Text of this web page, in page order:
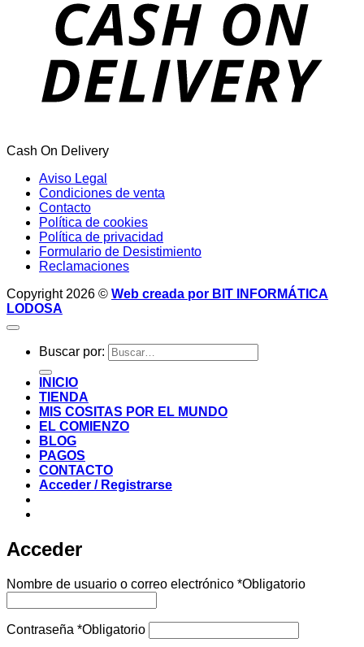
Cash On Delivery
Aviso Legal
Condiciones de venta
Contacto
Política de cookies
Política de privacidad
Formulario de Desistimiento
Reclamaciones
Copyright 2026 © Web creada por BIT INFORMÁTICA
LODOSA
Buscar por:
INICIO
TIENDA
MIS COSITAS POR EL MUNDO
EL COMIENZO
BLOG
PAGOS
CONTACTO
Acceder / Registrarse
Acceder
Nombre de usuario o correo electrónico *Obligatorio
Contraseña *Obligatorio